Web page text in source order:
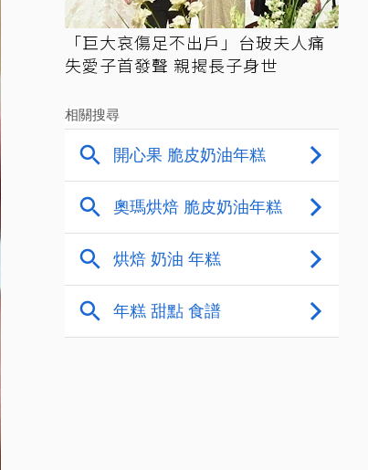
「巨大哀傷足不出戶」台玻夫人痛
失愛子首發聲 親揭長子身世